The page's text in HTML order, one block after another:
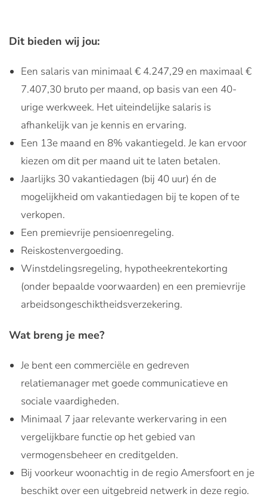
Dit bieden wij jou:
Een salaris van minimaal € 4.247,29 en maximaal €
7.407,30 bruto per maand, op basis van een 40-
urige werkweek. Het uiteindelijke salaris is
afhankelijk van je kennis en ervaring.
Een 13e maand en 8% vakantiegeld. Je kan ervoor
kiezen om dit per maand uit te laten betalen.
Jaarlijks 30 vakantiedagen (bij 40 uur) én de
mogelijkheid om vakantiedagen bij te kopen of te
verkopen.
Een premievrije pensioenregeling.
Reiskostenvergoeding.
Winstdelingsregeling, hypotheekrentekorting
(onder bepaalde voorwaarden) en een premievrije
arbeidsongeschiktheidsverzekering.
Wat breng je mee?
Je bent een commerciële en gedreven
relatiemanager met goede communicatieve en
sociale vaardigheden.
Minimaal 7 jaar relevante werkervaring in een
vergelijkbare functie op het gebied van
vermogensbeheer en creditgelden.
Bij voorkeur woonachtig in de regio Amersfoort en je
beschikt over een uitgebreid netwerk in deze regio.